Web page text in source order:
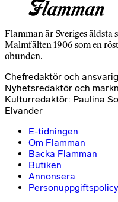
Flamman är Sveriges äldsta
Malmfälten 1906 som en
obunden.
Chefredaktör och
Nyhetsredaktör och
Kulturredaktör: Paulina
Elvander
E-tidningen
Om Flamman
Backa Flamman
Butiken
Annonsera
Personuppgiftspolicy